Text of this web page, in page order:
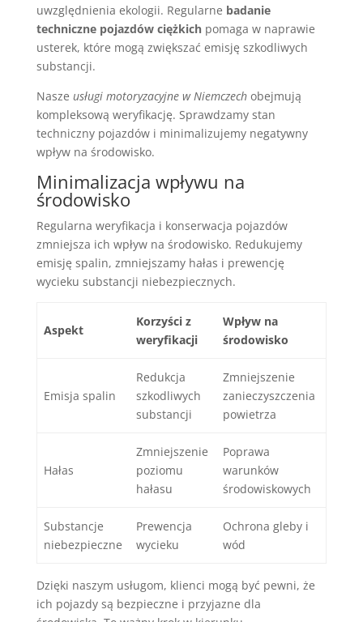
uwzględnienia ekologii. Regularne badanie
techniczne pojazdów ciężkichpomaga w naprawie
usterek, które mogą zwiększać emisję szkodliwych
substancji.
Nasze usługi motoryzacyjne w Niemczechobejmują
kompleksową weryfikację. Sprawdzamy stan
techniczny pojazdów i minimalizujemy negatywny
wpływ na środowisko.
Minimalizacja wpływu na
środowisko
Regularna weryfikacja i konserwacja pojazdów
zmniejsza ich wpływ na środowisko. Redukujemy
emisję spalin, zmniejszamy hałas i prewencję
wycieku substancji niebezpiecznych.
Aspekt
Korzyści z
weryfikacji
Wpływ na
środowisko
Emisja spalin
Redukcja
szkodliwych
substancji
Zmniejszenie
zanieczyszczenia
powietrza
Hałas
Zmniejszenie
poziomu
hałasu
Poprawa
warunków
środowiskowych
Substancje
niebezpieczne
Prewencja
wycieku
Ochrona gleby i
wód
Dzięki naszym usługom, klienci mogą być pewni, że
ich pojazdy są bezpieczne i przyjazne dla